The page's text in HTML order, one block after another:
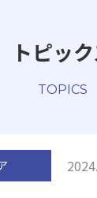
トピッ
TOPICS